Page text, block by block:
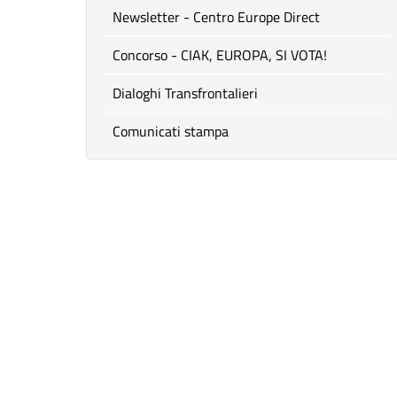
Newsletter - Centro Europe Direct
Concorso - CIAK, EUROPA, SI VOTA!
Dialoghi Transfrontalieri
Comunicati stampa